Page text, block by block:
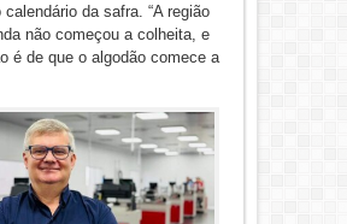
calendário da safra. “A região
não começou a colheita, e
é de que o algodão comece a